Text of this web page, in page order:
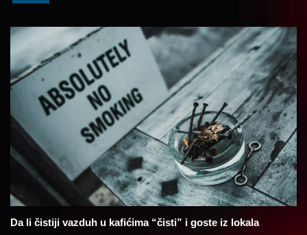
Da li čistiji vazduh u kafićima “čisti” i goste iz lokala